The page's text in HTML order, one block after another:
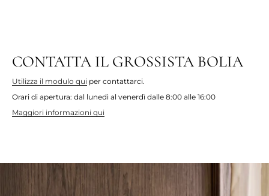
CONTATTA IL GROSSISTA BOLIA
Utilizza il modulo qui per contattarci.
Orari di apertura: dal lunedì al venerdì dalle 8:00 alle 16:00
Maggiori informazioni qui